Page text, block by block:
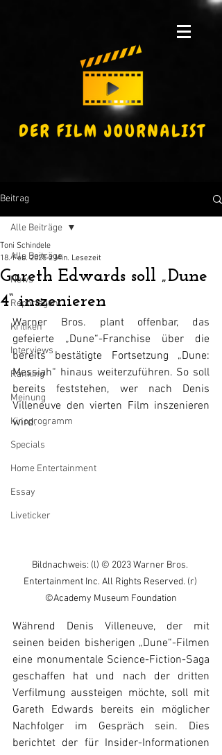
Beitrag
Alle Beiträge
News
Reportagen
Kritiken
Interviews
Ranking
Meinung
Kinoprogramm
Specials
Home Entertainment
Essay
Liveticker
Alle Beiträge
Gareth Edwards soll „Dune
4“ inszenieren
Toni Schindele
18. Feb. 2025 2 Min. Lesezeit
Warner Bros. plant offenbar, das
gefeierte „Dune“-Franchise über die
bereits bestätigte Fortsetzung „Dune:
Messiah“ hinaus weiterzuführen. So soll
bereits feststehen, wer nach Denis
Villeneuve den vierten Film inszenieren
wird.
Bildnachweis: (l) © 2023 Warner Bros.
Entertainment Inc. All Rights Reserved. (r)
©Academy Museum Foundation
Während Denis Villeneuve, der mit
seinen beiden bisherigen „Dune“-Filmen
eine monumentale Science-Fiction-Saga
geschaffen hat und nach der dritten
Verfilmung aussteigen möchte, soll mit
Gareth Edwards bereits ein möglicher
Nachfolger im Gespräch sein. Dies
berichtet der für Insider-Informationen